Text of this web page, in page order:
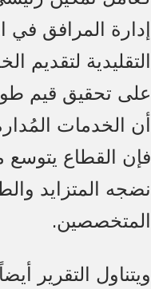
إدارة المرافق في
التقليدية لتقديم
على تحقيق قيم
أن الخدمات
فإن القطاع يتوسع
نضجه المتزايد
المتخصصين.
ويتناول التقرير